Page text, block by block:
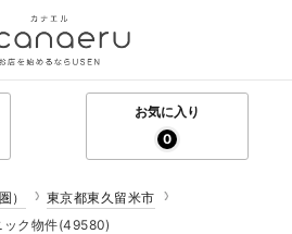
お気に入り
0
）
東京都東久留米市
ック物件(49580)